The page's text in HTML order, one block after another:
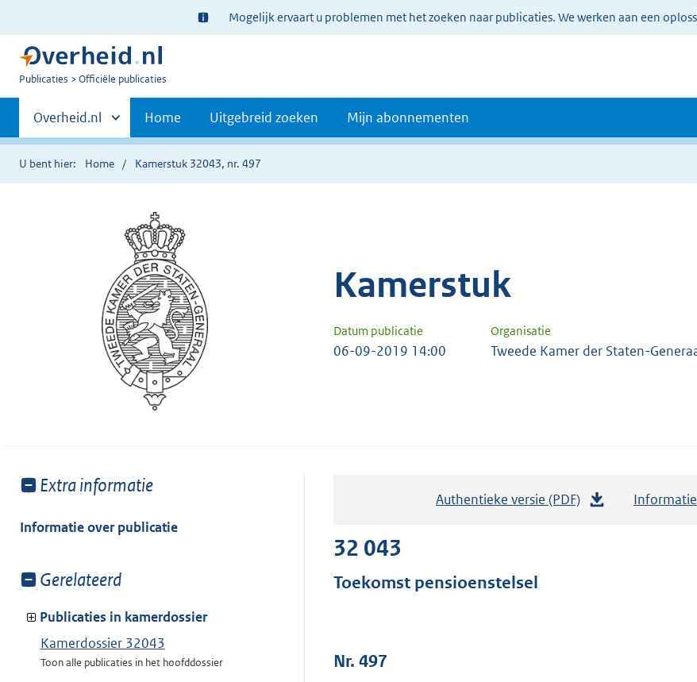
Ter
informatie:
Mogelijk ervaart u problemen met het zoeken naar publicaties. We werken aan een
U
Publicaties Officiële publicaties
Primaire
navigatie
Andere
sites
binnen
Overheid.nl Home Uitgebreid zoeken Mijn abonnementen
U bent hier: Home Kamerstuk 32043, nr. 497
Kamerstuk
Datum publicatie Organisatie
06-09-2019 14:00 Tweede Kamer der Staten-
Toon
van:
Extra informatie
Informatie over publicatie
Toon
van:
Gerelateerd
Publicaties in kamerdossier
Kamerdossier 32043
Toon alle publicaties in het hoofddossier
Authentieke versie (PDF) Informatie
32 043
Toekomst pensioenstelsel
Nr. 497